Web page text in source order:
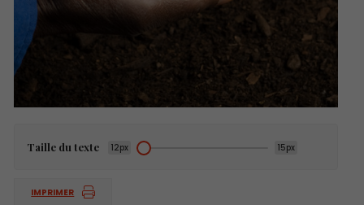
Taille du texte 12px 15px
IMPRIMER